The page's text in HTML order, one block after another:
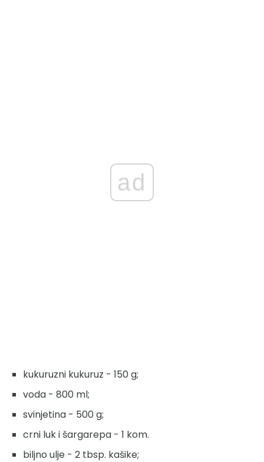
ad
kukuruzni kukuruz - 150 g;
voda - 800 ml;
svinjetina - 500 g;
crni luk i šargarepa - 1 kom.
biljno ulje - 2 tbsp. kašike;